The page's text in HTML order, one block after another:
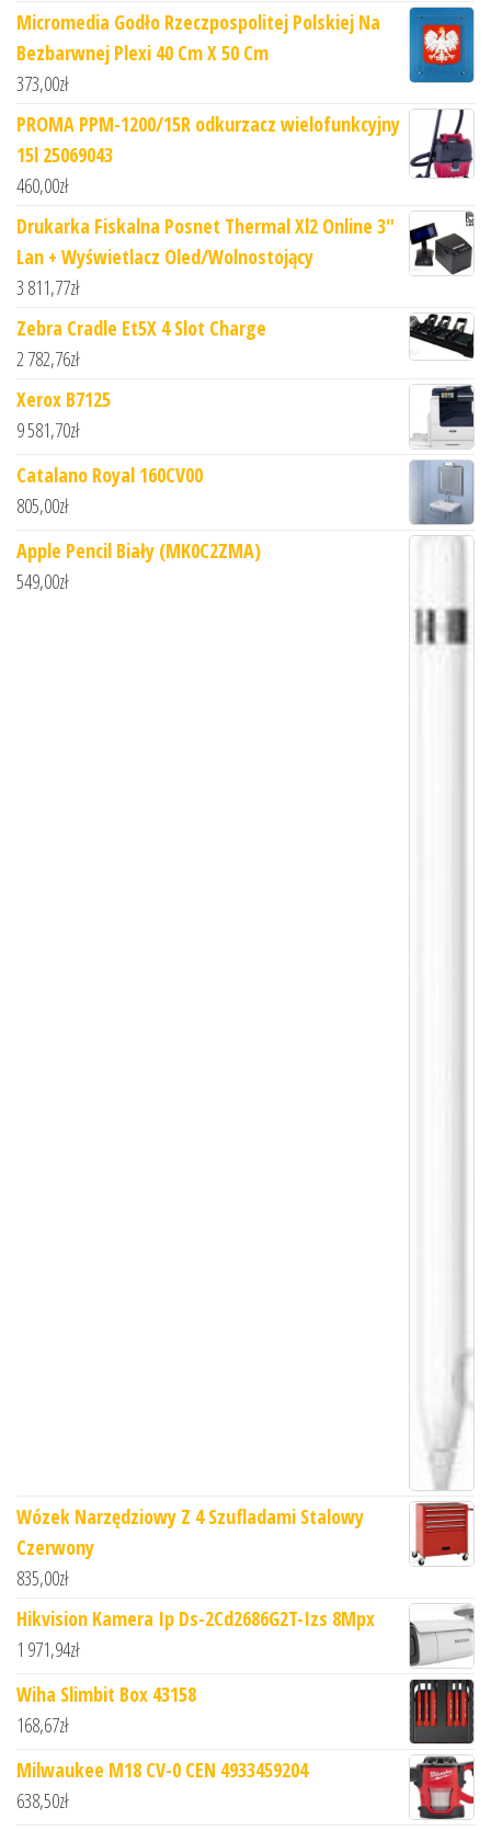
Micromedia Godło Rzeczpospolitej Polskiej Na
Bezbarwnej Plexi 40 Cm X 50 Cm
373,00zł
PROMA PPM-1200/15R odkurzacz wielofunkcyjny
15l 25069043
460,00zł
Drukarka Fiskalna Posnet Thermal Xl2 Online 3"
Lan + Wyświetlacz Oled/Wolnostojący
3 811,77zł
Zebra Cradle Et5X 4 Slot Charge
2 782,76zł
Xerox B7125
9 581,70zł
Catalano Royal 160CV00
805,00zł
Apple Pencil Biały (MK0C2ZMA)
549,00zł
Wózek Narzędziowy Z 4 Szufladami Stalowy
Czerwony
835,00zł
Hikvision Kamera Ip Ds-2Cd2686G2T-Izs 8Mpx
1 971,94zł
Wiha Slimbit Box 43158
168,67zł
Milwaukee M18 CV-0 CEN 4933459204
638,50zł